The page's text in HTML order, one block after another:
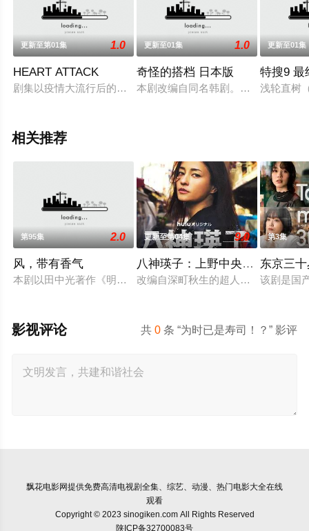
更新至第01集 1.0
HEART ATTACK
剧集以疫情大流行后的日本为舞台，讲述了拥有政府否定人权的
更新至01集 1.0
奇怪的搭档 日本版
本剧改编自同名韩剧。精明干练的检
更新至01集
特搜9 最
浅轮直树
相关推荐
第95集 2.0
风，带有香气
本剧以田中光著作《明治的南丁格尔 大关和物语》为原案，取
更新至第04集 9.0
八神瑛子：上野中央署组织犯罪
改编自深町秋生的超人气警察小说《
第3集
东京三
该剧是国
共0 条 “为时已是寿司！？” 影评
影视评论
飘花电影网提供免费高清电视剧全集、综艺、动漫、热门电影大全在线
观看
Copyright © 2023 sinogiken.com All Rights Reserved
陕ICP备32700083号